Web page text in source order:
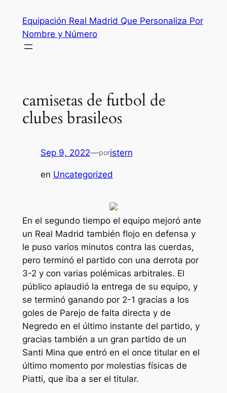
contenido
Equipación Real Madrid Que Personaliza Por
Nombre y Número
camisetas de futbol de
clubes brasileos
Sep 9, 2022—poristern
en Uncategorized
En el segundo tiempo el equipo mejoró ante
un Real Madrid también flojo en defensa y
le puso varios minutos contra las cuerdas,
pero terminó el partido con una derrota por
3-2 y con varias polémicas arbitrales. El
público aplaudió la entrega de su equipo, y
se terminó ganando por 2-1 gracias a los
goles de Parejo de falta directa y de
Negredo en el último instante del partido, y
gracias también a un gran partido de un
Santi Mina que entró en el once titular en el
último momento por molestias físicas de
Piatti, que iba a ser el titular.